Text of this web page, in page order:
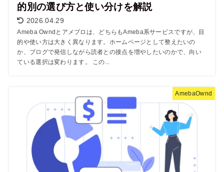
的別の選び方と使い分けを解説
2026.04.29
Ameba Owndとアメブロは、どちらもAmeba系サービスですが、目
的や使い方は大きく異なります。ホームページとして整えたいの
か、ブログで発信しながら読者との接点を増やしたいのかで、向い
ている選択は変わります。 この...
AmebaOwnd